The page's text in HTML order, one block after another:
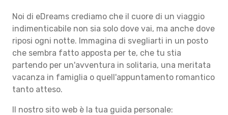
Noi di eDreams crediamo che il cuore di un viaggio
indimenticabile non sia solo dove vai, ma anche dove
riposi ogni notte. Immagina di svegliarti in un posto
che sembra fatto apposta per te, che tu stia
partendo per un'avventura in solitaria, una meritata
vacanza in famiglia o quell'appuntamento romantico
tanto atteso.
Il nostro sito web è la tua guida personale: